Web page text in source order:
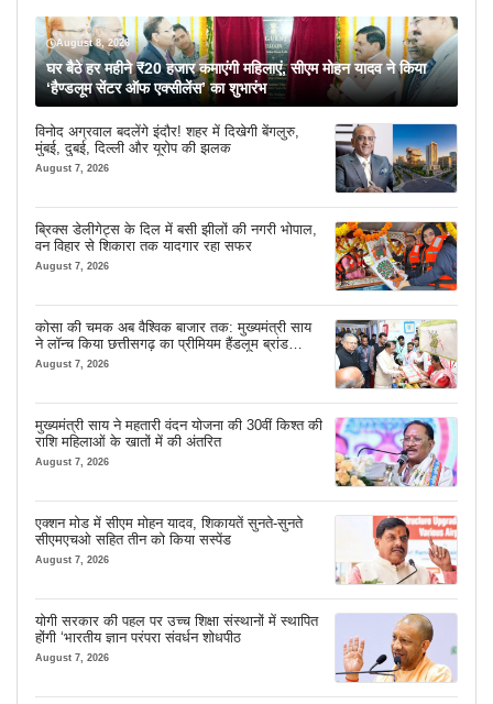
August 8, 2026
घर बैठे हर महीने ₹20 हजार कमाएंगी महिलाएं, सीएम मोहन यादव ने किया
‘हैण्डलूम सेंटर ऑफ एक्सीलेंस’ का शुभारंभ
विनोद अग्रवाल बदलेंगे इंदौर! शहर में दिखेगी बेंगलुरु,
मुंबई, दुबई, दिल्ली और यूरोप की झलक
August 7, 2026
ब्रिक्स डेलीगेट्स के दिल में बसी झीलों की नगरी भोपाल,
वन विहार से शिकारा तक यादगार रहा सफर
August 7, 2026
कोसा की चमक अब वैश्विक बाजार तक: मुख्यमंत्री साय
ने लॉन्च किया छत्तीसगढ़ का प्रीमियम हैंडलूम ब्रांड
‘कोशल फैब’
August 7, 2026
मुख्यमंत्री साय ने महतारी वंदन योजना की 30वीं किश्त की
राशि महिलाओं के खातों में की अंतरित
August 7, 2026
एक्शन मोड में सीएम मोहन यादव, शिकायतें सुनते-सुनते
सीएमएचओ सहित तीन को किया सस्पेंड
August 7, 2026
योगी सरकार की पहल पर उच्च शिक्षा संस्थानों में स्थापित
होंगी ‘भारतीय ज्ञान परंपरा संवर्धन शोधपीठ
August 7, 2026